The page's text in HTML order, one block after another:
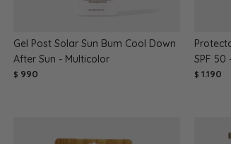
Gel Post Solar Sun Bum Cool Down
After Sun - Multicolor
$ 990
SPF 50
$ 1.190